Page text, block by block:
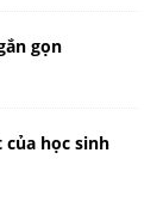
gọn
của học sinh